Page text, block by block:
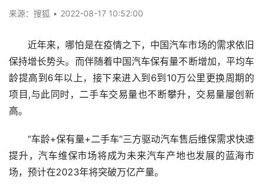
来源：搜狐 • 2022-08-17 10:52:00
近年来，哪怕是在疫情之下，中国汽车市场的需求依旧
保持增长势头。而伴随着中国汽车保有量不断增加，平均车
龄提高到6年以上，接下来进入到6到10万公里更换周期的
项目,与此同时，二手车交易量也不断攀升，交易量屡创新
高。
“车龄+保有量+二手车”三方驱动汽车售后维保需求快速
提升，汽车维保市场将成为未来汽车产地也发展的蓝海市
场，预计在2023年将突破万亿产量。